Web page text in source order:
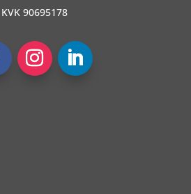
KVK 90695178